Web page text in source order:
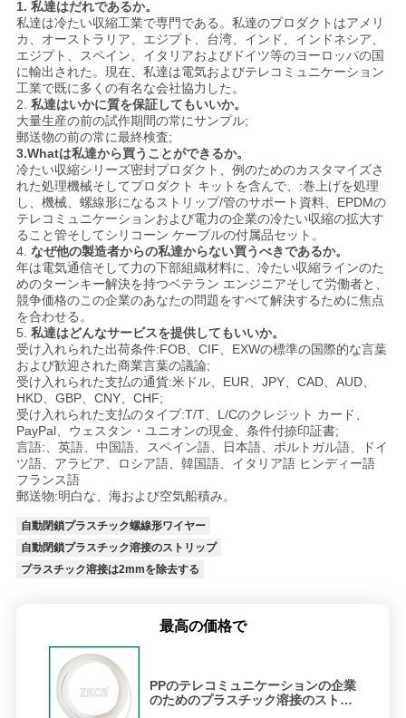
1. 私達はだれであるか。
私達は冷たい収縮工業で専門である。私達のプロダクトはアメリ
カ、オーストラリア、エジプト、台湾、インド、インドネシア、
エジプト、スペイン、イタリアおよびドイツ等のヨーロッパの国
に輸出された。現在、私達は電気およびテレコミュニケーション
工業で既に多くの有名な会社協力した。
2. 私達はいかに質を保証してもいいか。
大量生産の前の試作期間の常にサンプル;
郵送物の前の常に最終検査;
3.Whatは私達から買うことができるか。
冷たい収縮シリーズ密封プロダクト、例のためのカスタマイズさ
れた処理機械そしてプロダクト キットを含んで、:巻上げを処理
し、機械、螺線形になるストリップ/管のサポート資料、EPDMの
テレコミュニケーションおよび電力の企業の冷たい収縮の拡大す
ること管そしてシリコーン ケーブルの付属品セット。
4. なぜ他の製造者からの私達からない買うべきであるか。
年は電気通信そして力の下部組織材料に、冷たい収縮ラインのた
めのターンキー解決を持つベテラン エンジニアそして労働者と、
競争価格のこの企業のあなたの問題をすべて解決するために焦点
を合わせる。
5. 私達はどんなサービスを提供してもいいか。
受け入れられた出荷条件:FOB、CIF、EXWの標準の国際的な言葉
および歓迎された商業言葉の議論;
受け入れられた支払の通貨:米ドル、EUR、JPY、CAD、AUD、
HKD、GBP、CNY、CHF;
受け入れられた支払のタイプ:T/T、L/Cのクレジット カード、
PayPal、ウェスタン・ユニオンの現金、条件付捺印証書;
言語:、英語、中国語、スペイン語、日本語、ポルトガル語、ドイ
ツ語、アラビア、ロシア語、韓国語、イタリア語 ヒンディー語
フランス語
郵送物:明白な、海および空気船積み。
自動閉鎖プラスチック螺線形ワイヤー
自動閉鎖プラスチック溶接のストリップ
プラスチック溶接は2mmを除去する
最高の価格で
PPのテレコミュニケーションの企業
のためのプラスチック溶接のストリ